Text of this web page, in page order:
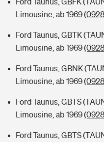
Limousine, ab 1969
Ford Taunus, GBTK
Limousine, ab 1969
Ford Taunus, GBNK
Limousine, ab 1969
Ford Taunus, GBTS
Limousine, ab 1969
Ford Taunus, GBTS